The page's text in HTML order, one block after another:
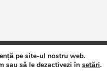
Horse Proudly Powered by:
pe site-ul nostru web.
sau să le dezactivezi în setări.